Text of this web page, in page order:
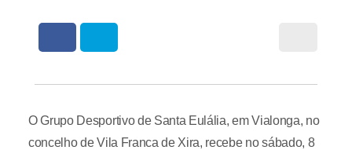
O Grupo Desportivo de Santa Eulália, em Vialonga, no
concelho de Vila Franca de Xira, recebe no sábado, 8